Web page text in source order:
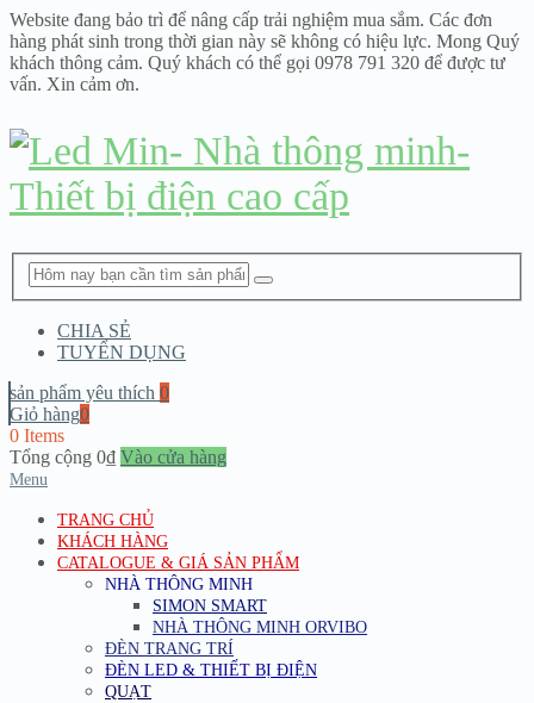
Website đang bảo trì để nâng cấp trải nghiệm mua sắm. Các đơn
hàng phát sinh trong thời gian này sẽ không có hiệu lực. Mong Quý
khách thông cảm. Quý khách có thể gọi 0978 791 320 để được tư
vấn. Xin cảm ơn.
CHIA SẺ
TUYỂN DỤNG
sản phẩm yêu thích 0
Giỏ hàng0
0 Items
Tổng cộng 0₫ Vào cửa hàng
Menu
TRANG CHỦ
KHÁCH HÀNG
CATALOGUE & GIÁ SẢN PHẨM
NHÀ THÔNG MINH
SIMON SMART
NHÀ THÔNG MINH ORVIBO
ĐÈN TRANG TRÍ
ĐÈN LED & THIẾT BỊ ĐIỆN
QUẠT